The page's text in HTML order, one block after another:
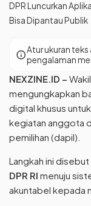
DPR Luncurkan
Bisa Dipantau Publik
infoAtur ukuran
pengalaman
NEXZINE.ID –
mengungkapkan
digital khusus
kegiatan anggota
pemilihan (dapil).
Langkah ini
DPR RI menuju
akuntabel kepada